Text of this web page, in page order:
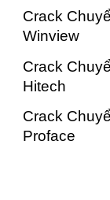
Crack
Winview
Crack
Hitech
Crack
Proface